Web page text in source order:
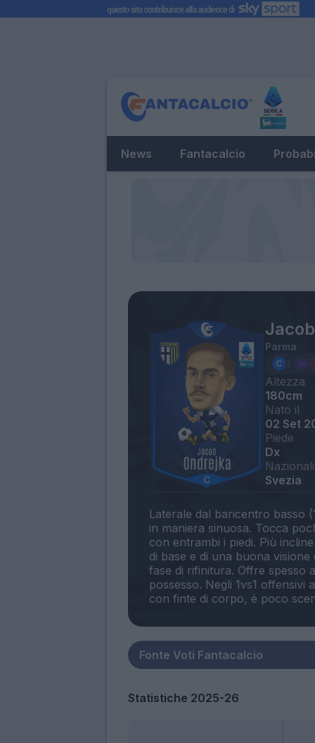
News Fantacalcio
Parma
Altezza
180cm
Nato il
02 Set
Piede
Dx
Svezia
Laterale dal baricentro basso
in maniera sinuosa. Tocca
con entrambi i piedi. Più
di base e di una buona
fase di rifinitura. Offre spesso
possesso. Negli 1vs1
Statistiche 2025-26